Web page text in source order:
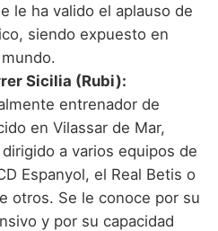
le ha valido el aplauso de
siendo expuesto en
Sicilia (Rubi):
entrenador de
en Vilassar de Mar,
a varios equipos de
Espanyol, el Real Betis o
otros. Se le conoce por su
y por su capacidad